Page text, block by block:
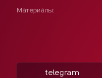
Материалы:
telegram